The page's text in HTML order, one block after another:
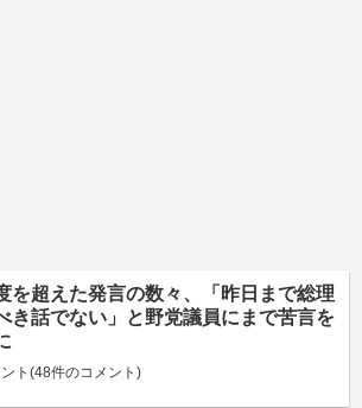
を超えた発言の数々、「昨日まで総理
き話でない」と野党議員にまで苦言を
ト(48件のコメント)